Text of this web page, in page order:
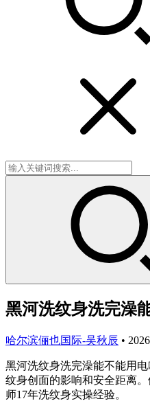
黑河洗纹身洗完澡
哈尔滨俪也国际-吴秋辰 •
黑河洗纹身洗完澡能不能用
纹身创面的影响和安全距离
师17年洗纹身实操经验。